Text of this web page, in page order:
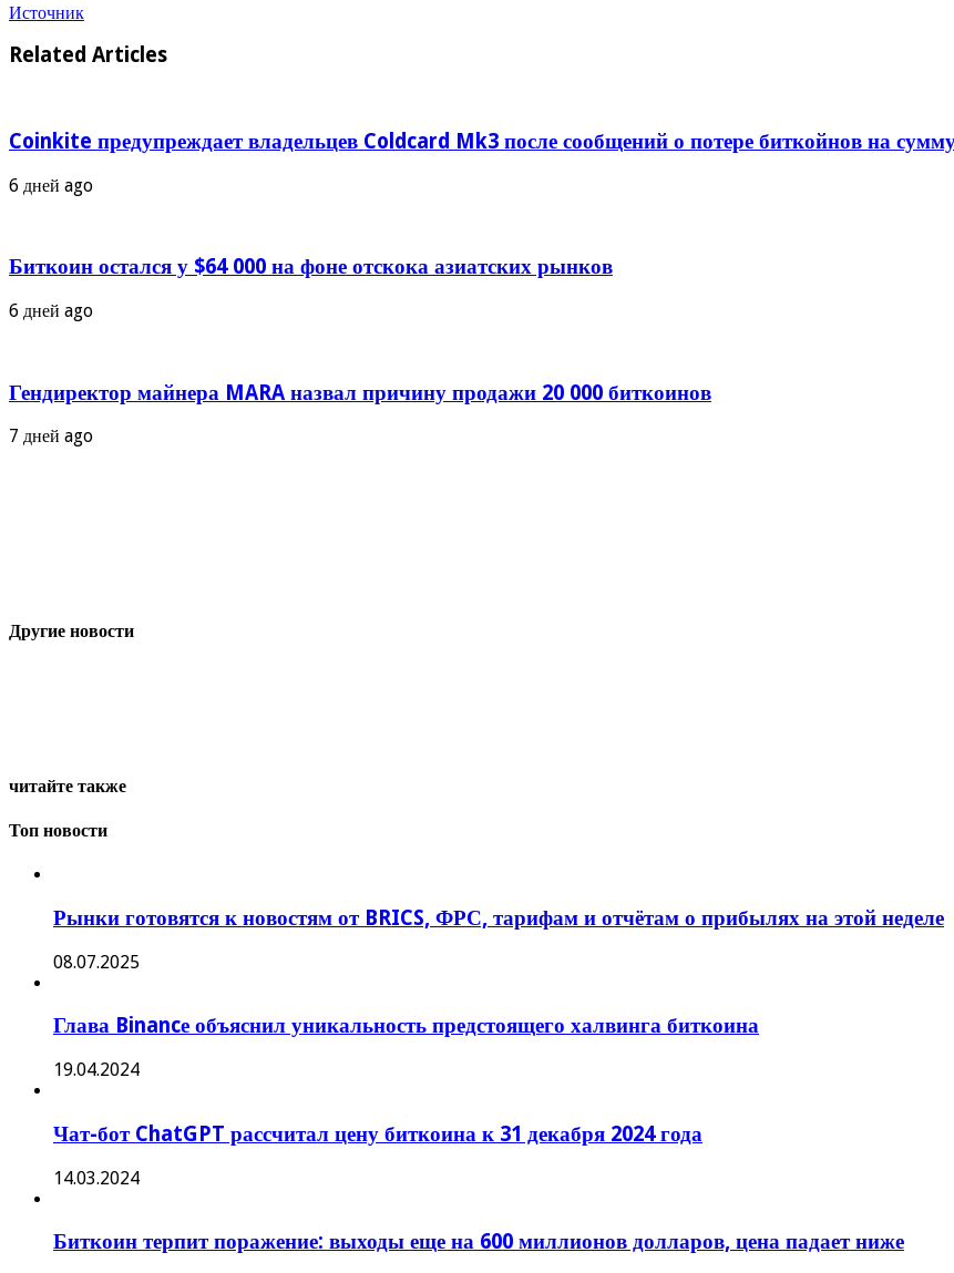
Источник
Related Articles
Coinkite предупреждает владельцев Coldcard Mk3 после сообщений о потере биткойнов на
6 дней ago
Биткоин остался у $64 000 на фоне отскока азиатских рынков
6 дней ago
Гендиректор майнера MARA назвал причину продажи 20 000 биткоинов
7 дней ago
Другие новости
читайте также
Топ новости
Рынки готовятся к новостям от BRICS, ФРС, тарифам и отчётам о прибылях на этой неделе
08.07.2025
Глава Binancе объяснил уникальность предстоящего халвинга биткоина
19.04.2024
Чат-бот ChatGPT рассчитал цену биткоина к 31 декабря 2024 года
14.03.2024
Биткоин терпит поражение: выходы еще на 600 миллионов долларов, цена падает ниже